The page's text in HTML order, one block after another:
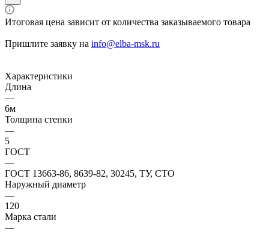
Итоговая цена зависит от количества заказываемого товара
Пришлите заявку на info@elba-msk.ru
Характеристики
Длина
—
6м
Толщина стенки
—
5
ГОСТ
—
ГОСТ 13663-86, 8639-82, 30245, ТУ, СТО
Наружный диаметр
—
120
Марка стали
—